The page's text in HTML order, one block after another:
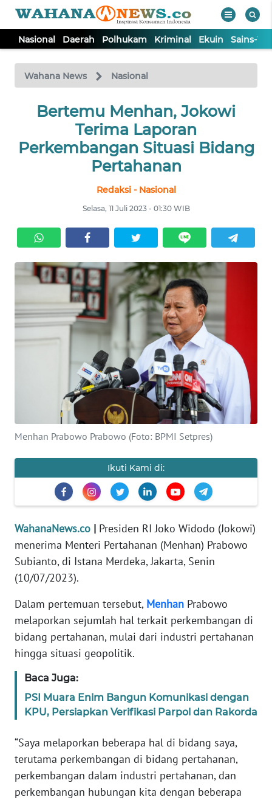
Nasional Daerah Polhukam Kriminal Ekuin Sains-
Wahana News Nasional
Bertemu Menhan, Jokowi
Terima Laporan
Perkembangan Situasi Bidang
Pertahanan
Redaksi - Nasional
Selasa, 11 Juli 2023 - 01:30 WIB
Menhan Prabowo Prabowo (Foto: BPMI Setpres)
Ikuti Kami di:
WahanaNews.co | Presiden RI Joko Widodo (Jokowi)
menerima Menteri Pertahanan (Menhan) Prabowo
Subianto, di Istana Merdeka, Jakarta, Senin
(10/07/2023).
Dalam pertemuan tersebut, Menhan Prabowo
melaporkan sejumlah hal terkait perkembangan di
bidang pertahanan, mulai dari industri pertahanan
hingga situasi geopolitik.
Baca Juga:
PSI Muara Enim Bangun Komunikasi dengan
KPU, Persiapkan Verifikasi Parpol dan Rakorda
“Saya melaporkan beberapa hal di bidang saya,
terutama perkembangan di bidang pertahanan,
perkembangan dalam industri pertahanan, dan
perkembangan hubungan kita dengan beberapa
TV
Tutup
NASIONAL
DAERAH
EKUIN
SAINS-TEKNO
KESEHATAN
PENDIDIKAN
Informasi
INDEKS
KONTAK
KAMI
IKLAN
TENTANG
PEDOMAN
MEDIA
SIBER